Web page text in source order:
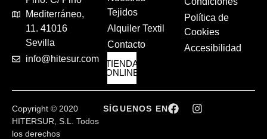
Mediterráneo,
11. 41016
Sevilla
info@hitesur.com
Tejidos
Alquiler Textil
Contacto
TIENDA
ONLINE
Política de
Cookies
Accesibilidad
Copyright © 2020
HITERSUR, S.L. Todos
los derechos
SÍGUENOS EN